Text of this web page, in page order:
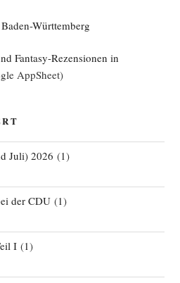
Württemberg
Fantasy-Rezensionen in
AppSheet)
Juli) 2026 (1)
der CDU(1)
I(1)